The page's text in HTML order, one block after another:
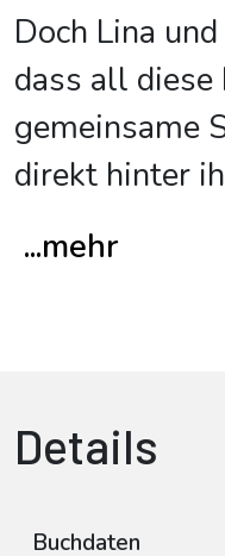
Doch Lina
dass all diese
gemeinsame
direkt hinter
...mehr
Details
Buchdaten